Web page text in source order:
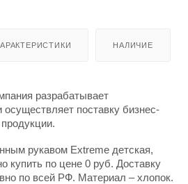
НАЛИЧИЕ
разрабатывает
поставку бизнес-
рукавом Extreme детская,
купить по цене 0 руб. Доставку
по всей РФ. Материал – хлопок.